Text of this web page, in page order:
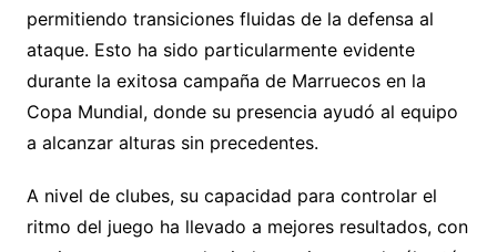
permitiendo transiciones fluidas de la defensa al
ataque. Esto ha sido particularmente evidente
durante la exitosa campaña de Marruecos en la
Copa Mundial, donde su presencia ayudó al equipo
a alcanzar alturas sin precedentes.
A nivel de clubes, su capacidad para controlar el
ritmo del juego ha llevado a mejores resultados, con